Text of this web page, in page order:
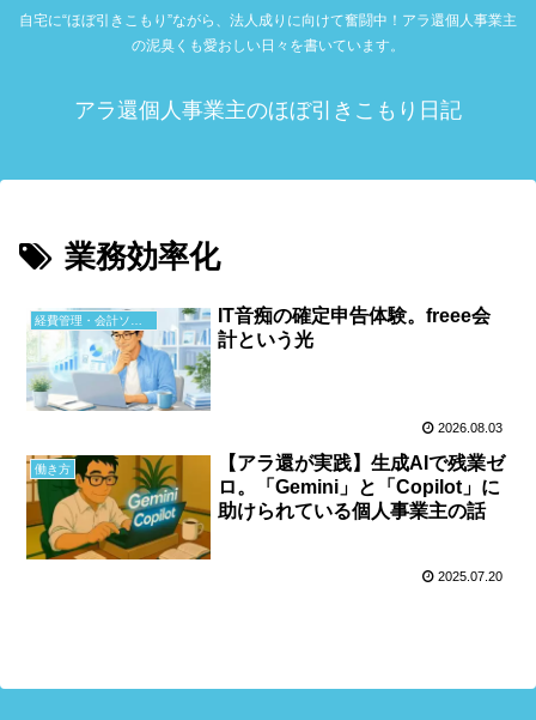
自宅に“ほぼ引きこもり”ながら、法人成りに向けて奮闘中！アラ還個人事業主
の泥臭くも愛おしい日々を書いています。
アラ還個人事業主のほぼ引きこもり日記
業務効率化
IT音痴の確定申告体験。freee会
計という光
2026.08.03
働き方
【アラ還が実践】生成AIで残業ゼ
ロ。「Gemini」と「Copilot」に
助けられている個人事業主の話
2025.07.20